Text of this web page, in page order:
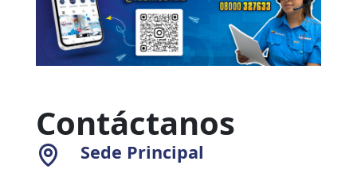
Contáctanos
Sede Principal